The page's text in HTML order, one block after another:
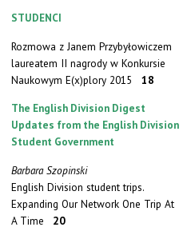
STUDENCI
Rozmowa z Janem Przybyłowiczem
laureatem II nagrody w Konkursie
Naukowym E(x)plory 2015 18
The English Division Digest
Updates from the English Division
Student Government
Barbara Szopinski
English Division student trips.
Expanding Our Network One Trip At
A Time
20